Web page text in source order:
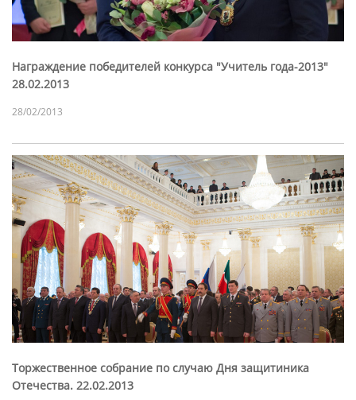
Награждение победителей конкурса "Учитель года-2013"
28.02.2013
28/02/2013
Торжественное собрание по случаю Дня защитиника
Отечества. 22.02.2013